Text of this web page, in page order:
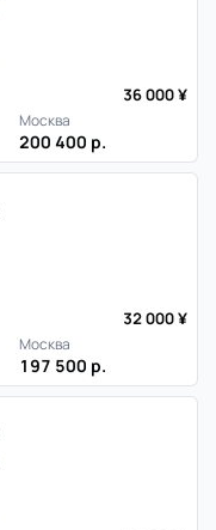
36 000 ¥
Москва
200 400 р.
32 000 ¥
Москва
197 500 р.